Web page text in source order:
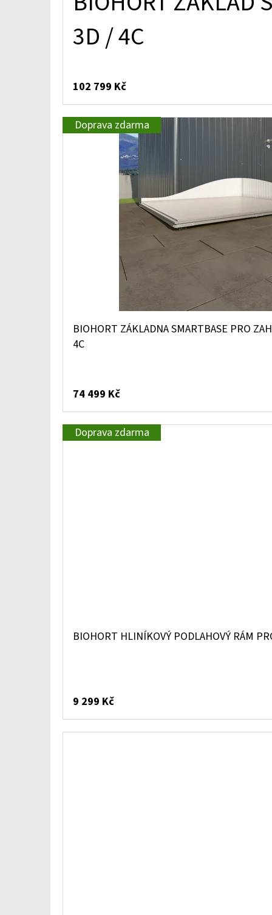
3D / 4C
102 799 Kč
Doprava zdarma
BIOHORT ZÁKLADNA SMARTBASE PRO
4C
74 499 Kč
Doprava zdarma
BIOHORT HLINÍKOVÝ PODLAHOVÝ RÁM
9 299 Kč